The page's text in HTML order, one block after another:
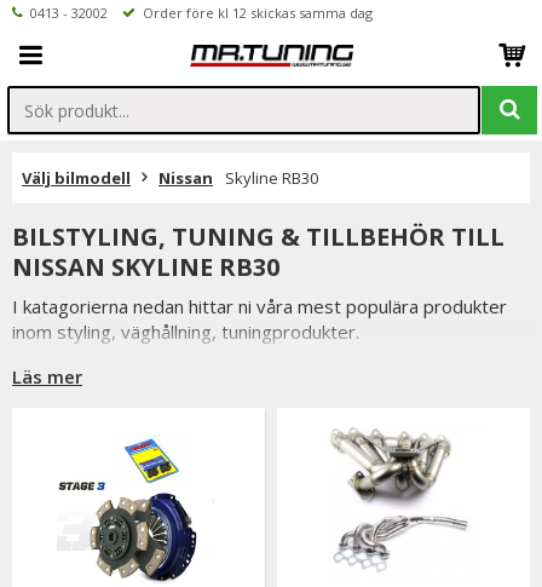
0413 - 32002 Order före kl 12 skickas samma dag
Välj bilmodell Nissan Skyline RB30
BILSTYLING, TUNING & TILLBEHÖR TILL
NISSAN SKYLINE RB30
I katagorierna nedan hittar ni våra mest populära produkter
inom styling, väghållning, tuningprodukter.
Är det något som du funderar över eller inte hittar i vårt
Till Nissan Skyline RB30.
Läs mer